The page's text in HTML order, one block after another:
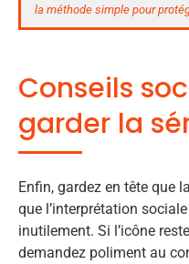
la méthode simple pour
Conseils
garder la
Enfin, gardez en tête que
que l’interprétation
inutilement. Si l’icône
demandez poliment au